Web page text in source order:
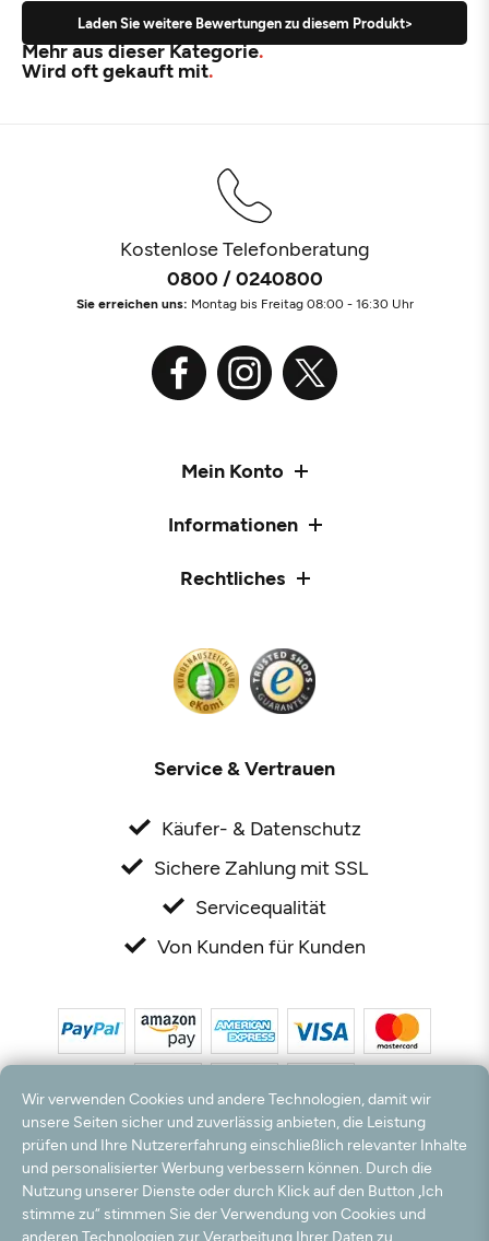
Laden Sie weitere Bewertungen zu diesem Produkt>
Mehr aus dieser Kategorie
Wird oft gekauft mit
Kostenlose Telefonberatung
0800 / 0240800
Sie erreichen uns: Montag bis Freitag 08:00 - 16:30 Uhr
Mein Konto
Informationen
Rechtliches
Service & Vertrauen
Käufer- & Datenschutz
Sichere Zahlung mit SSL
Servicequalität
Von Kunden für Kunden
nur innerhalb Deutschlands und Österreichs.
Hinweis:Wir nutzen Ihre E-Mail Adresse für werbliche Zwecke, die jederzeit widerrufen
werden können. Ihre Daten werden nicht an Dritte weitergegeben.
Wir verwenden Cookies und andere Technologien, damit wir
unsere Seiten sicher und zuverlässig anbieten, die Leistung
prüfen und Ihre Nutzererfahrung einschließlich relevanter Inhalte
und personalisierter Werbung verbessern können. Durch die
Nutzung unserer Dienste oder durch Klick auf den Button „Ich
stimme zu“ stimmen Sie der Verwendung von Cookies und
anderen Technologien zur Verarbeitung Ihrer Daten zu,